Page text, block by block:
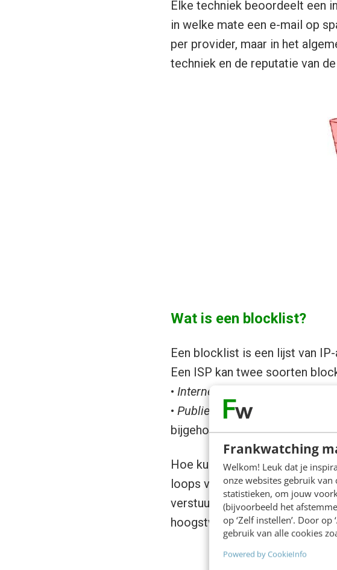
Frankwatching
Welkom! Leuk dat je
onze websites gebruik
statistieken, om jouw
(bijvoorbeeld het
op ‘Zelf instellen’. Door
gebruik van alle cookies
Powered by CookieInfo
Elke techniek beoordeelt een
in welke mate een e-mail op
per provider, maar in het
techniek en de reputatie van
Wat is een blocklist?
Een blocklist is een lijst van
Een ISP kan twee soorten
• Interne blocklist
: dit is een
• Publieke blocklist
: dit zijn
bijgehouden. Bekende
Hoe kun je erachter komen of
loops van ISP’s. Helaas
verstuurt via een
hoogstwaarschijnlijk een